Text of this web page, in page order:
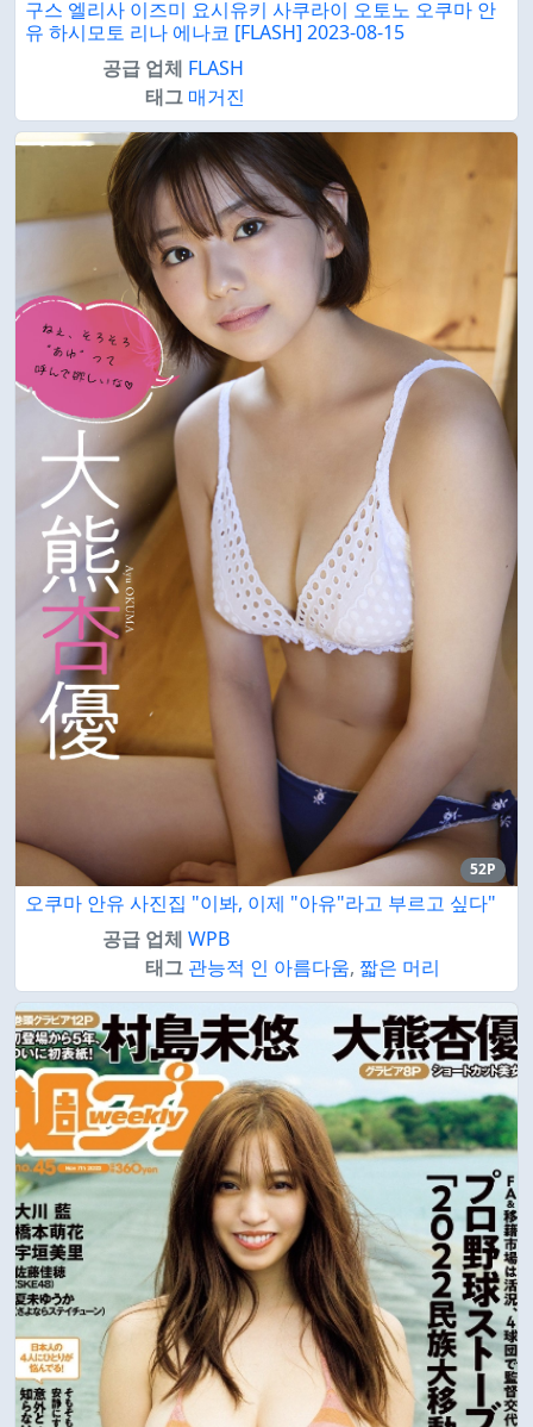
구스 엘리사 이즈미 요시유키 사쿠라이 오토노 오쿠마 안
유 하시모토 리나 에나코 [FLASH] 2023-08-15
공급 업체 FLASH
태그 매거진
52P
오쿠마 안유 사진집 "이봐, 이제 "아유"라고 부르고 싶다"
공급 업체 WPB
태그 관능적 인 아름다움, 짧은 머리